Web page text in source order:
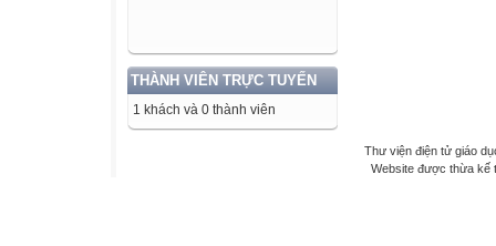
THÀNH VIÊN TRỰC TUYẾN
1 khách và 0 thành viên
Thư viện điện tử giáo
Website được thừa kế